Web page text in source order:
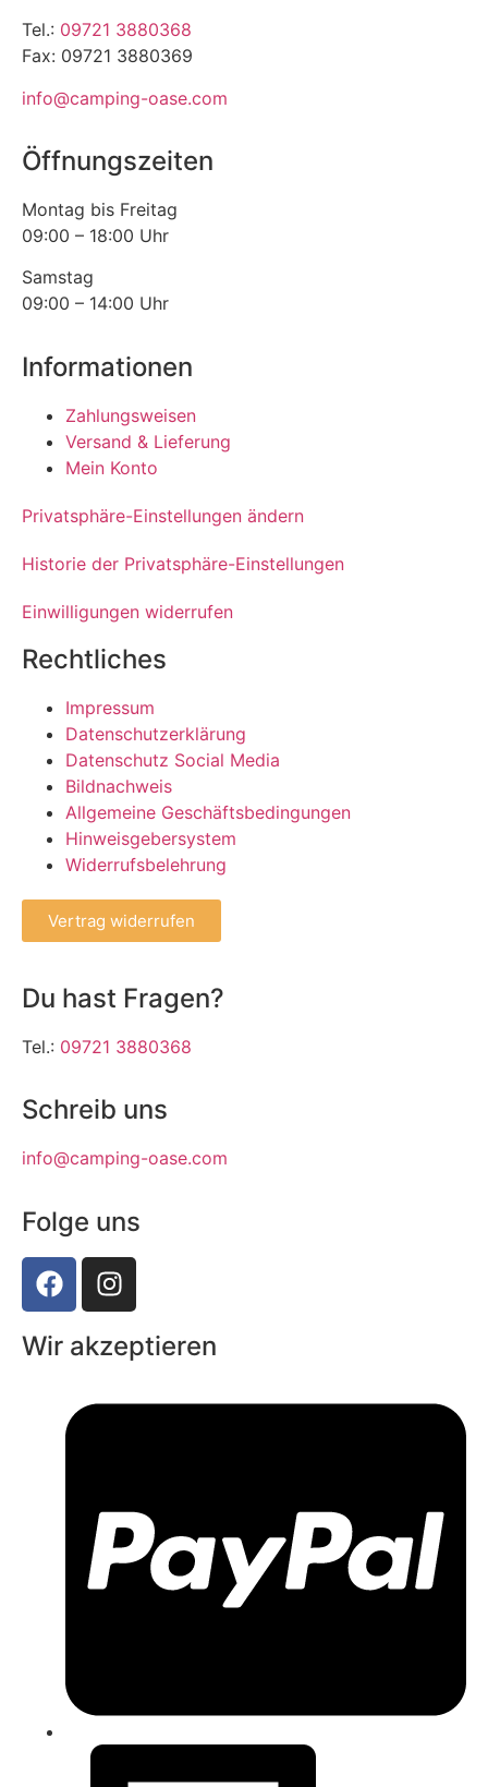
Tel.: 09721 3880368
Fax: 09721 3880369
info@camping-oase.com
Öffnungszeiten
Montag bis Freitag
09:00 – 18:00 Uhr
Samstag
09:00 – 14:00 Uhr
Informationen
Zahlungsweisen
Versand & Lieferung
Mein Konto
Privatsphäre-Einstellungen ändern
Historie der Privatsphäre-Einstellungen
Einwilligungen widerrufen
Rechtliches
Impressum
Datenschutzerklärung
Datenschutz Social Media
Bildnachweis
Allgemeine Geschäftsbedingungen
Hinweisgebersystem
Widerrufsbelehrung
Vertrag widerrufen
Du hast Fragen?
Tel.: 09721 3880368
Schreib uns
info@camping-oase.com
Folge uns
Wir akzeptieren